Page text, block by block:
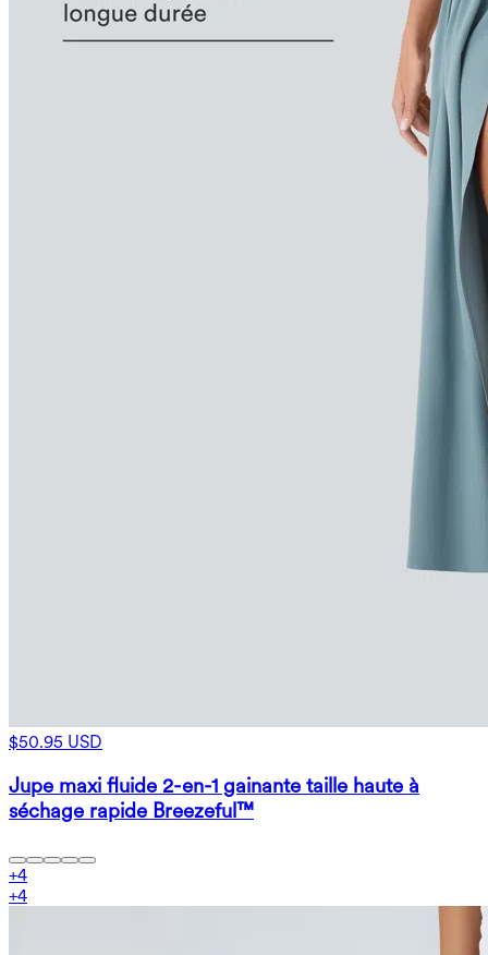
$50.95 USD
Jupe maxi fluide 2-en-1 gainante taille haute à
séchage rapide Breezeful™
+4
+4